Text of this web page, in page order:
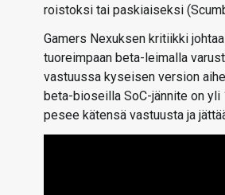
roistoksi tai paskiaiseksi
Gamers Nexuksen kritiikki
tuoreimpaan beta-leimalla
vastuussa kyseisen version
beta-bioseilla SoC-jännite on
pesee kätensä vastuusta ja